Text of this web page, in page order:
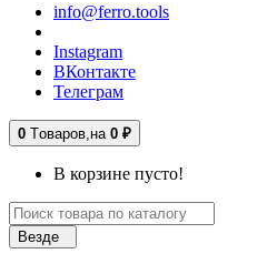
info@ferro.tools
Instagram
ВКонтакте
Телеграм
0 Tоваров, на 0 ₽
В корзине пусто!
Везде